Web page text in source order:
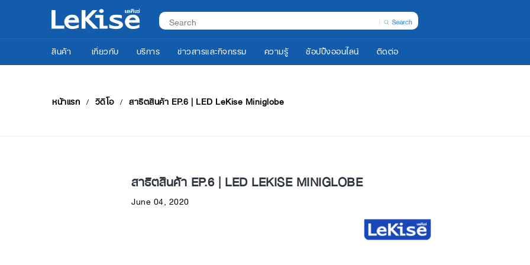
สินค้า เกี่ยวกับ บริการ ข่าวสารและกิจกรรม ความรู้ ช้อปปิ้งออนไลน์ ติดต่อ
หน้าแรก วิดีโอ สาธิตสินค้า EP.6 | LED LeKise Miniglobe
สาธิตสินค้า EP.6 | LED LEKISE MINIGLOBE
June 04, 2020